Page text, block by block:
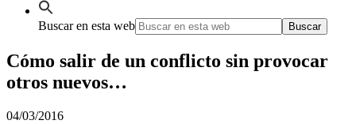
Buscar en esta web
Cómo salir de un conflicto sin provocar
otros nuevos…
04/03/2016